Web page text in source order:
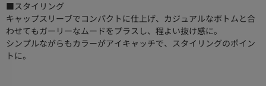
■スタイリング
キャップスリーブでコンパクトに仕上げ、カジュアルなボトムと合
わせてもガーリーなムードをプラスし、程よい抜け感に。
シンプルながらもカラーがアイキャッチで、スタイリングのポイン
トに。